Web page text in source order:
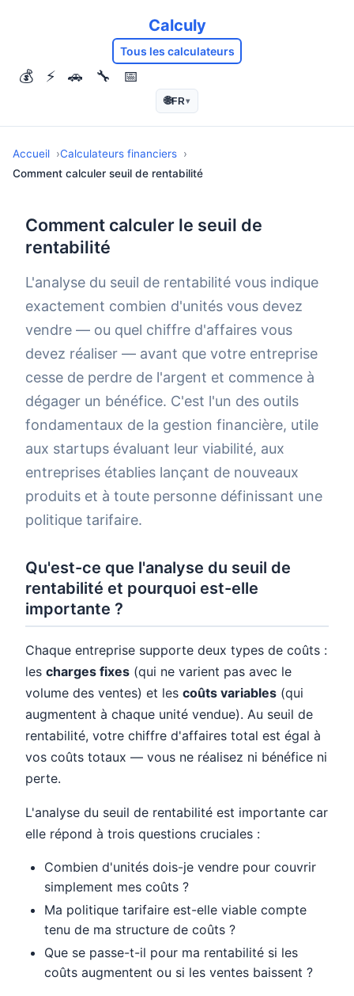
Calculy
Tous les calculateurs
💰 ⚡ 🚗 🔧 📅
🌐FR▾
Accueil
Calculateurs financiers
Comment calculer seuil de rentabilité
Comment calculer le seuil de
rentabilité
L'analyse du seuil de rentabilité vous indique
exactement combien d'unités vous devez
vendre — ou quel chiffre d'affaires vous
devez réaliser — avant que votre entreprise
cesse de perdre de l'argent et commence à
dégager un bénéfice. C'est l'un des outils
fondamentaux de la gestion financière, utile
aux startups évaluant leur viabilité, aux
entreprises établies lançant de nouveaux
produits et à toute personne définissant une
politique tarifaire.
Qu'est-ce que l'analyse du seuil de
rentabilité et pourquoi est-elle
importante ?
Chaque entreprise supporte deux types de coûts :
les charges fixes (qui ne varient pas avec le
volume des ventes) et les coûts variables (qui
augmentent à chaque unité vendue). Au seuil de
rentabilité, votre chiffre d'affaires total est égal à
vos coûts totaux — vous ne réalisez ni bénéfice ni
perte.
L'analyse du seuil de rentabilité est importante car
elle répond à trois questions cruciales :
Combien d'unités dois-je vendre pour couvrir
simplement mes coûts ?
Ma politique tarifaire est-elle viable compte
tenu de ma structure de coûts ?
Que se passe-t-il pour ma rentabilité si les
coûts augmentent ou si les ventes baissent ?